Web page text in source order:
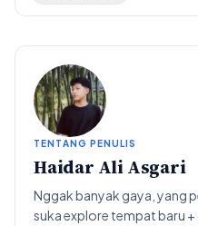
TENTANG PENULIS
Haidar Ali Asgari
Nggak banyak gaya, yang
suka explore tempat baru +